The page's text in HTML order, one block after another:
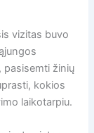
vizitas buvo
pasisemti žinių
kokios
laikotarpiu.